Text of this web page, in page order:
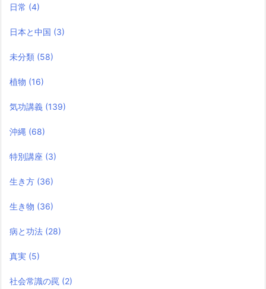
日常 (4)
日本と中国 (3)
未分類 (58)
植物 (16)
気功講義 (139)
沖縄 (68)
特別講座 (3)
生き方 (36)
生き物 (36)
病と功法 (28)
真実 (5)
社会常識の罠 (2)